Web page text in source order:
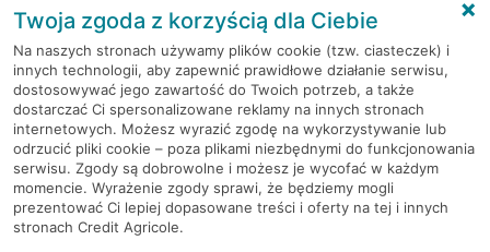
Twoja zgoda z korzyścią dla Ciebie
Na naszych stronach używamy plików cookie (tzw. ciasteczek) i
innych technologii, aby zapewnić prawidłowe działanie serwisu,
dostosowywać jego zawartość do Twoich potrzeb, a także
dostarczać Ci spersonalizowane reklamy na innych stronach
internetowych. Możesz wyrazić zgodę na wykorzystywanie lub
odrzucić pliki cookie – poza plikami niezbędnymi do funkcjonowania
serwisu. Zgody są dobrowolne i możesz je wycofać w każdym
momencie. Wyrażenie zgody sprawi, że będziemy mogli
prezentować Ci lepiej dopasowane treści i oferty na tej i innych
stronach Credit Agricole.